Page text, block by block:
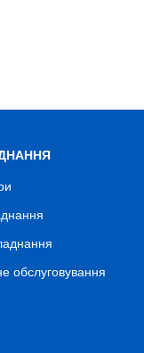
обслуговування